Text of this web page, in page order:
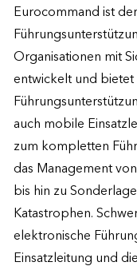
Eurocommand ist
Organisationen mit
entwickelt und
auch mobile
zum kompletten
das Management
bis hin zu
Katastrophen.
elektronische
Einsatzleitung und